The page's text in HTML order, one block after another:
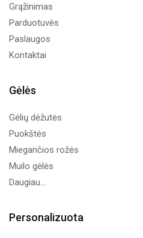
Grąžinimas
Parduotuvės
Paslaugos
Kontaktai
Gėlės
Gėlių dėžutės
Puokštės
Miegančios rožės
Muilo gėlės
Daugiau...
Personalizuota